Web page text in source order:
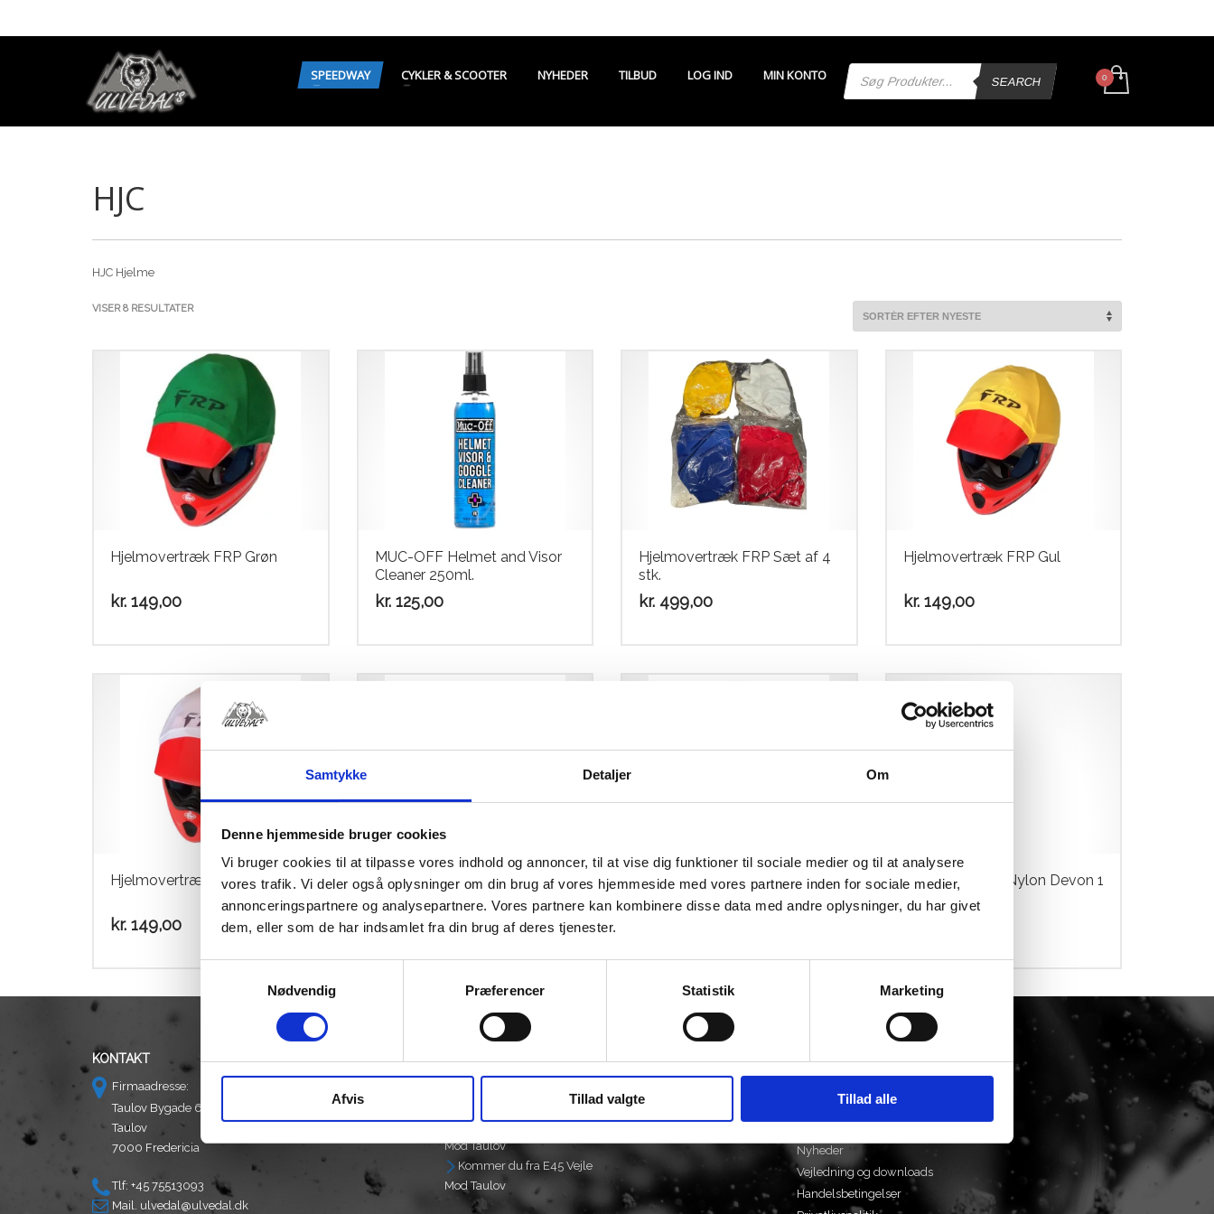
Samtykke Detaljer Om
Denne hjemmeside bruger cookies
Vi bruger cookies til at tilpasse vores indhold og annoncer, til at vise dig funktioner til sociale medier og til at analysere
vores trafik. Vi deler også oplysninger om din brug af vores hjemmeside med vores partnere inden for sociale medier,
annonceringspartnere og analysepartnere. Vores partnere kan kombinere disse data med andre oplysninger, du har givet
dem, eller som de har indsamlet fra din brug af deres tjenester.
Nødvendig
Præferencer Statistik Marketing
Afvis Tillad valgte Tillad alle
SPEEDWAY CYKLER & SCOOTER NYHEDER TILBUD LOG IND MIN KONTO
Products
search
SEARCH
HJC
HJC Hjelme
VISER 8 RESULTATERSORTERET
Hjelmovertræk FRP Grøn
kr. 149,00
MUC-OFF Helmet and Visor
Cleaner 250ml.
kr.125,00
Hjelmovertræk FRP Sæt af 4
stk.
kr. 499,00
Hjelmovertræk FRP Gul
kr.149,00
Hjelmovertræk FRP Hvid
kr. 149,00
Hjelmovertræk FRP BLÅ
kr.149,00
Hjelmovertræk FRP RØD
Hjelmovertræk Nylon Devon 1
Stk.
vare
har
flere
Mulighederne
kan
KONTAKT
Firmaadresse:
Taulov Bygade 6
Taulov
7000 Fredericia
Tlf: +45 75513093
Mail. ulvedal@ulvedal.dk
FIND VEJ
Kommer du fra E20 Middelfart
Mod Taulov
Kommer du fra E45 Vejle
Mod Taulov
FAQs
Speedway
Nyheder
Vejledning og downloads
Handelsbetingelser